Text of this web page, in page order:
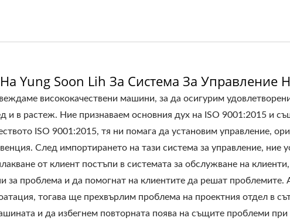
Yung Soon Lih За Система За Управление
висококачествени машини, за да осигурим
и в растеж. Ние признаваем основния дух на ISO 9001:2015 и
ISO 9001:2015, тя ни помага да установим управление,
След импортирането на тази система за управление, ние
от клиент постъпи в системата за обслужване на
за проблема и да помогнат на клиентите да решат
тогава ще прехвърлим проблема на проектния отдел в
и да избегнем повторната поява на същите проблеми